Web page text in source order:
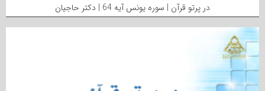
در پرتو قرآن | سوره یونس آیه 64 | دکتر حاجیان